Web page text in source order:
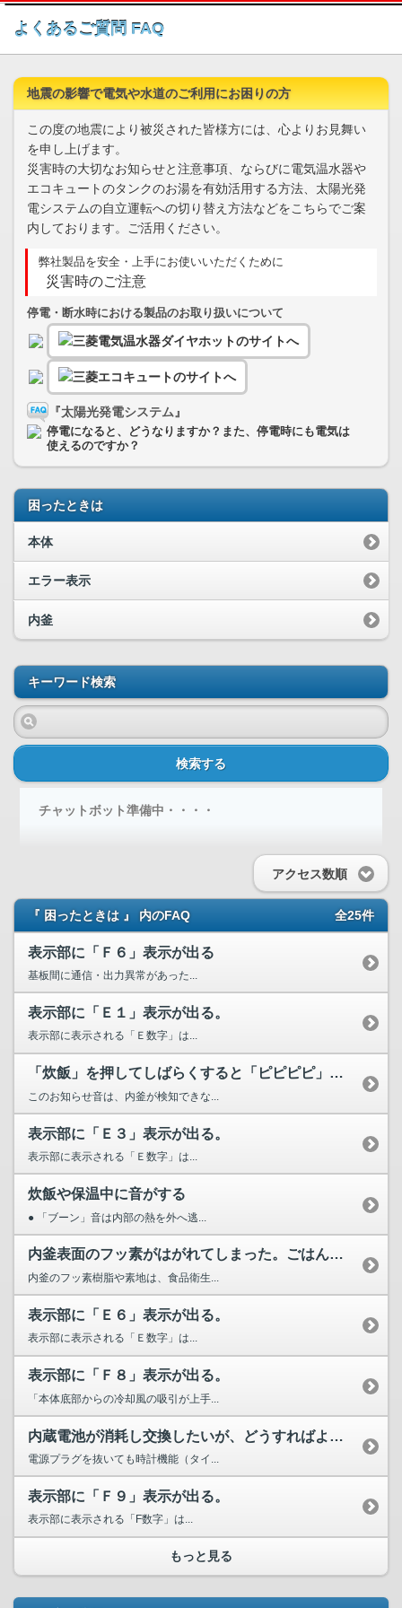
このページの本文へ
よくあるご質問 FAQ
地震の影響で電気や水道のご利用にお困りの方
この度の地震により被災された皆様方には、心よりお見舞い
を申し上げます。
災害時の大切なお知らせと注意事項、ならびに電気温水器や
エコキュートのタンクのお湯を有効活用する方法、太陽光発
電システムの自立運転への切り替え方法などをこちらでご案
内しております。ご活用ください。
弊社製品を安全・上手にお使いいただくために
災害時のご注意
停電・断水時における製品のお取り扱いについて
『太陽光発電システム』
停電になると、どうなりますか？また、停電時にも電気は
使えるのですか？
困ったときは
本体
エラー表示
内釜
キーワード検索
検索する
チャットボット準備中・・・・
アクセス数順
『 困ったときは 』 内のFAQ 全25件
表示部に「Ｆ６」表示が出る
基板間に通信・出力異常があった...
表示部に「Ｅ１」表示が出る。
表示部に表示される「Ｅ数字」は...
「炊飯」を押してしばらくすると「ピピピピ」音が鳴る
このお知らせ音は、内釜が検知できな...
表示部に「Ｅ３」表示が出る。
表示部に表示される「Ｅ数字」は...
炊飯や保温中に音がする
● 「ブーン」音は内部の熱を外へ逃...
内釜表面のフッ素がはがれてしまった。ごはんとともに食べてし...
内釜のフッ素樹脂や素地は、食品衛生...
表示部に「Ｅ６」表示が出る。
表示部に表示される「Ｅ数字」は...
表示部に「Ｆ８」表示が出る。
「本体底部からの冷却風の吸引が上手...
内蔵電池が消耗し交換したいが、どうすればよいか？
電源プラグを抜いても時計機能（タイ...
表示部に「Ｆ９」表示が出る。
表示部に表示される「F数字」は...
もっと見る